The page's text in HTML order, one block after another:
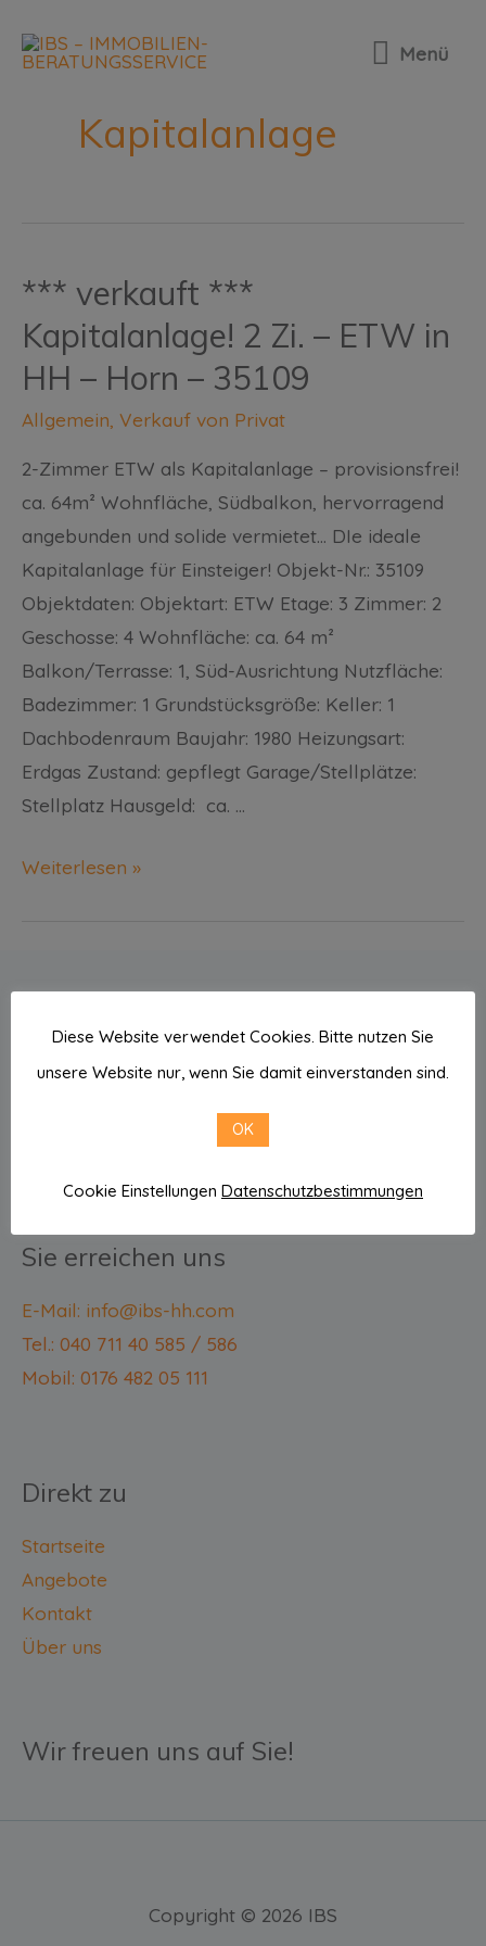
Menü
Kapitalanlage
*** verkauft ***
Kapitalanlage! 2 Zi. – ETW in
HH – Horn – 35109
Allgemein Verkauf von Privat
2-Zimmer ETW als Kapitalanlage – provisionsfrei!
ca. 64m² Wohnfläche, Südbalkon, hervorragend
angebunden und solide vermietet… DIe ideale
Kapitalanlage für Einsteiger! Objekt-Nr.: 35109
Objektdaten: Objektart: ETW Etage: 3 Zimmer: 2
Geschosse: 4 Wohnfläche: ca. 64 m²
Balkon/Terrasse: 1, Süd-Ausrichtung Nutzfläche:
Badezimmer: 1 Grundstücksgröße: Keller: 1
Dachbodenraum Baujahr: 1980 Heizungsart:
Erdgas Zustand: gepflegt Garage/Stellplätze:
Stellplatz Hausgeld: ca. …
Weiterlesen »
Büro-Anschrift
Immobilien-Beratungsservice
21465 Reinbek
Sie erreichen uns
E-Mail: info@ibs-hh.com
Tel.: 040 711 40 585 / 586
Mobil: 0176 482 05 111
Direkt zu
Startseite
Angebote
Kontakt
Über uns
Wir freuen uns auf Sie!
Copyright © 2026 IBS
Diese Website verwendet Cookies. Bitte nutzen Sie
unsere Website nur, wenn Sie damit einverstanden sind.
OK
Cookie Einstellungen Datenschutzbestimmungen